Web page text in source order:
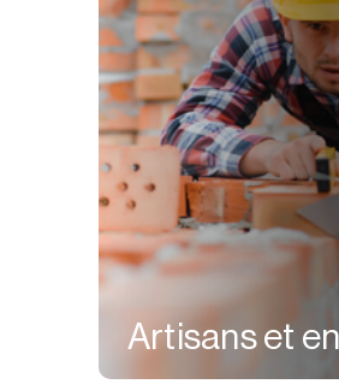
Artisans et